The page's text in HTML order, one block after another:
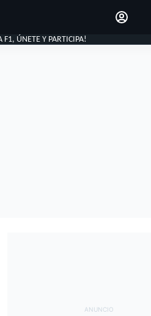
F1, ÚNETE Y PARTICIPA!